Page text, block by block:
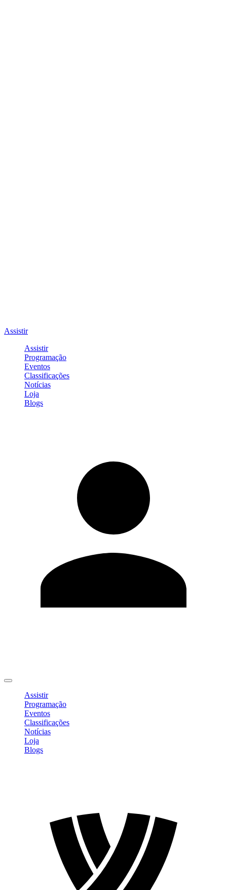
Assistir
Assistir
Programação
Eventos
Classificações
Notícias
Loja
Blogs
Assistir
Programação
Eventos
Classificações
Notícias
Loja
Blogs